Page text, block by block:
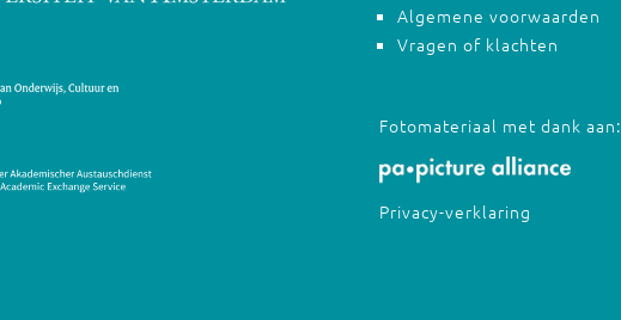
Algemene voorwaarden
Vragen of klachten
Fotomateriaal met dank aan:
Privacy-verklaring